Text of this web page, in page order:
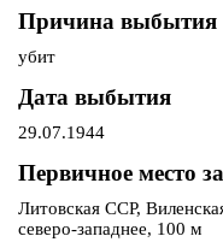
Причина выбытия
убит
Дата выбытия
29.07.1944
Первичное место
Литовская ССР,
северо-западнее, 100 м